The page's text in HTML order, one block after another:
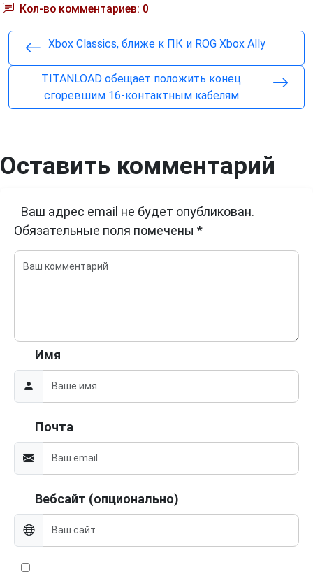
Кол-во комментариев: 0
Xbox Classics, ближе к ПК и ROG Xbox Ally
TITANLOAD обещает положить конец
сгоревшим 16-контактным кабелям
Оставить комментарий
Ваш адрес email не будет опубликован.
Обязательные поля помечены *
Имя
Почта
Вебсайт (опционально)